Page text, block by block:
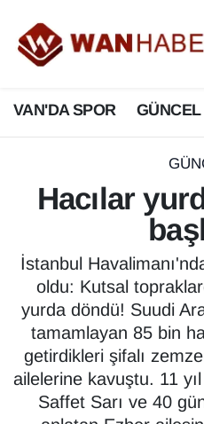
VAN'DA SPOR GÜNCEL
Hacılar
İstanbul
oldu: Kutsal
yurda döndü! Suudi
tamamlayan 85 bin
getirdikleri şifalı
ailelerine kavuştu. 11
Saffet Sarı ve 40
3.SAYFA
ASAYİŞ
BİLİM VE
Biyografi
ÇEVRE
Deprem
Dernekler, Odalar
Van Nöbetçi Eczaneler
Van Hava Durumu
Van Namaz Vakitleri
Van Trafik Yoğunluk
Süper Lig Puan
Tüm Manşetler
Son Dakika Haberleri
Haber Arşivi